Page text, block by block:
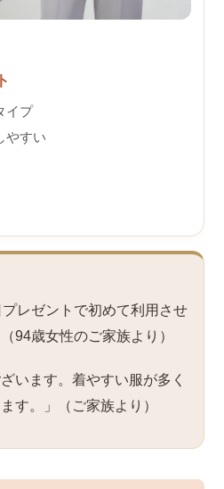
イプ
やすい
プレゼントで初めて利用させ
94歳女性のご家族より）
います。着やすい服が多く
す。」（ご家族より）